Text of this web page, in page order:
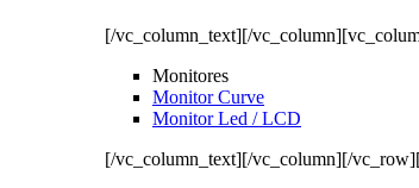
[/vc_column_text][/
Monitores
Monitor Curve
Monitor Led / LCD
[/vc_column_text][/vc_column][/